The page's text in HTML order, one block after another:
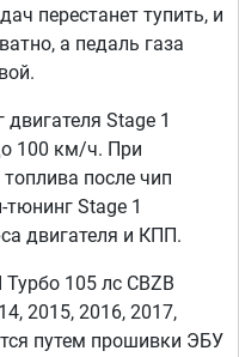
перестанет тупить, и
а педаль газа
Stage 1
100 км/ч. При
после чип
Stage 1
двигателя и КПП.
105 лс CBZB
2015, 2016, 2017,
путем прошивки ЭБУ